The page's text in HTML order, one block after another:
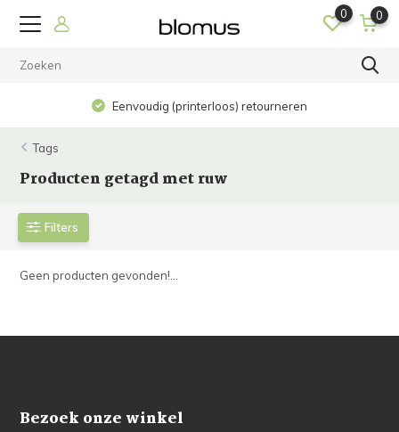
0 0
Eenvoudig (printerloos) retourneren
Tags
Producten getagd met ruw
Filters
Geen producten gevonden!...
Bezoek onze winkel